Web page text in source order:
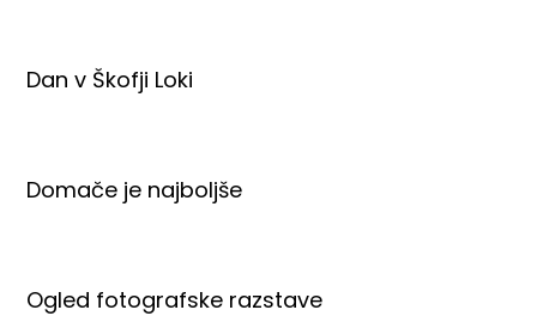
Dan v Škofji Loki
Domače je najboljše
Ogled fotografske razstave